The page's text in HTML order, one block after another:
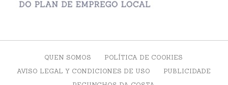
QUEN SOMOS
POLÍTICA DE COOKIES
AVISO LEGAL Y CONDICIONES DE USO
PUBLICIDADE